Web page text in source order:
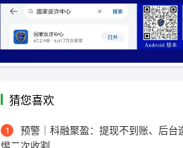
猜您喜欢
1
预警｜科融聚盈：提现不到账、后台